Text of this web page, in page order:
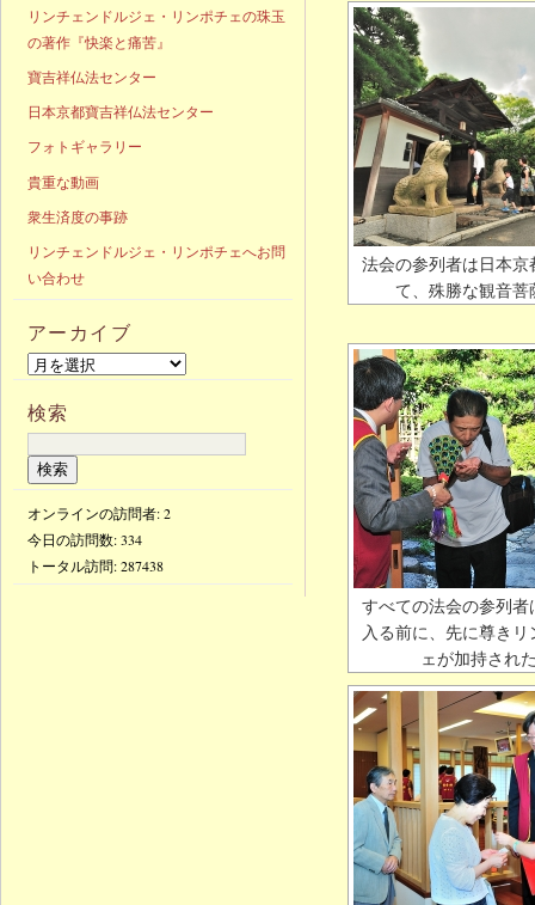
法会の参列者は日本
て、殊勝な観音
すべての法会の参列
入る前に、先に尊き
ェが加持され
リンチェンドルジェ・リンポチェの珠玉
の著作『快楽と痛苦』
寶吉祥仏法センター
日本京都寶吉祥仏法センター
フォトギャラリー
貴重な動画
衆生済度の事跡
リンチェンドルジェ・リンポチェへお問
い合わせ
アーカイブ
検索
オンラインの訪問者: 2
今日の訪問数:334
トータル訪問:287438